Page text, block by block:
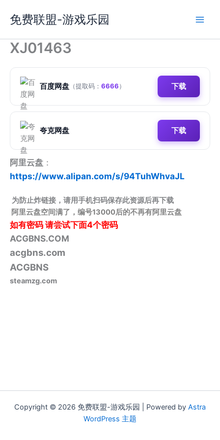
容
免费联盟-游戏乐园
XJ01463
百度网盘 （提取码： 6666） 下载
夸克网盘 下载
阿里云盘 ：
https://www.alipan.com/s/94TuhWhvaJL
为防止炸链接，请用手机扫码保存此资源后再下载
阿里云盘空间满了，编号13000后的不再有阿里云盘
如有密码请尝试下面4个密码
ACGBNS.COM
acgbns.com
ACGBNS
steamzg.com
Copyright © 2026 免费联盟-游戏乐园 | Powered by Astra
WordPress 主题